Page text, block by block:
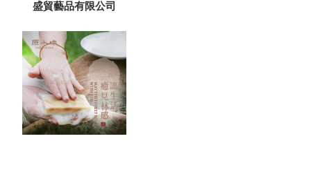
盛貿藝品有限公司